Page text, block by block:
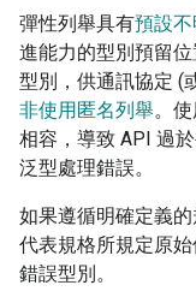
彈性列舉具有預設不
進能力的型別預留
型別，供通訊協定 (
非使用匿名列舉。
相容，導致 API 過
泛型處理錯誤。
如果遵循明確定義
代表規格所規定原
錯誤型別。